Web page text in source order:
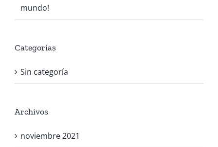
mundo!
Categorías
Sin categoría
Archivos
noviembre 2021